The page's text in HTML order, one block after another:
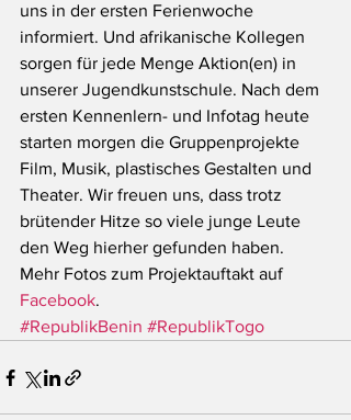
uns in der ersten Ferienwoche
informiert. Und afrikanische Kollegen
sorgen für jede Menge Aktion(en) in
unserer Jugendkunstschule. Nach dem
ersten Kennenlern- und Infotag heute
starten morgen die Gruppenprojekte
Film, Musik, plastisches Gestalten und
Theater. Wir freuen uns, dass trotz
brütender Hitze so viele junge Leute
den Weg hierher gefunden haben.
Mehr Fotos zum Projektauftakt auf
Facebook.
#RepublikBenin #RepublikTogo